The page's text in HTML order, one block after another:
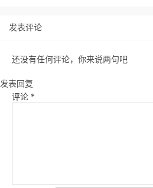
发表评论
还没有任何评论，你来说两句吧
发表回复
评论 *